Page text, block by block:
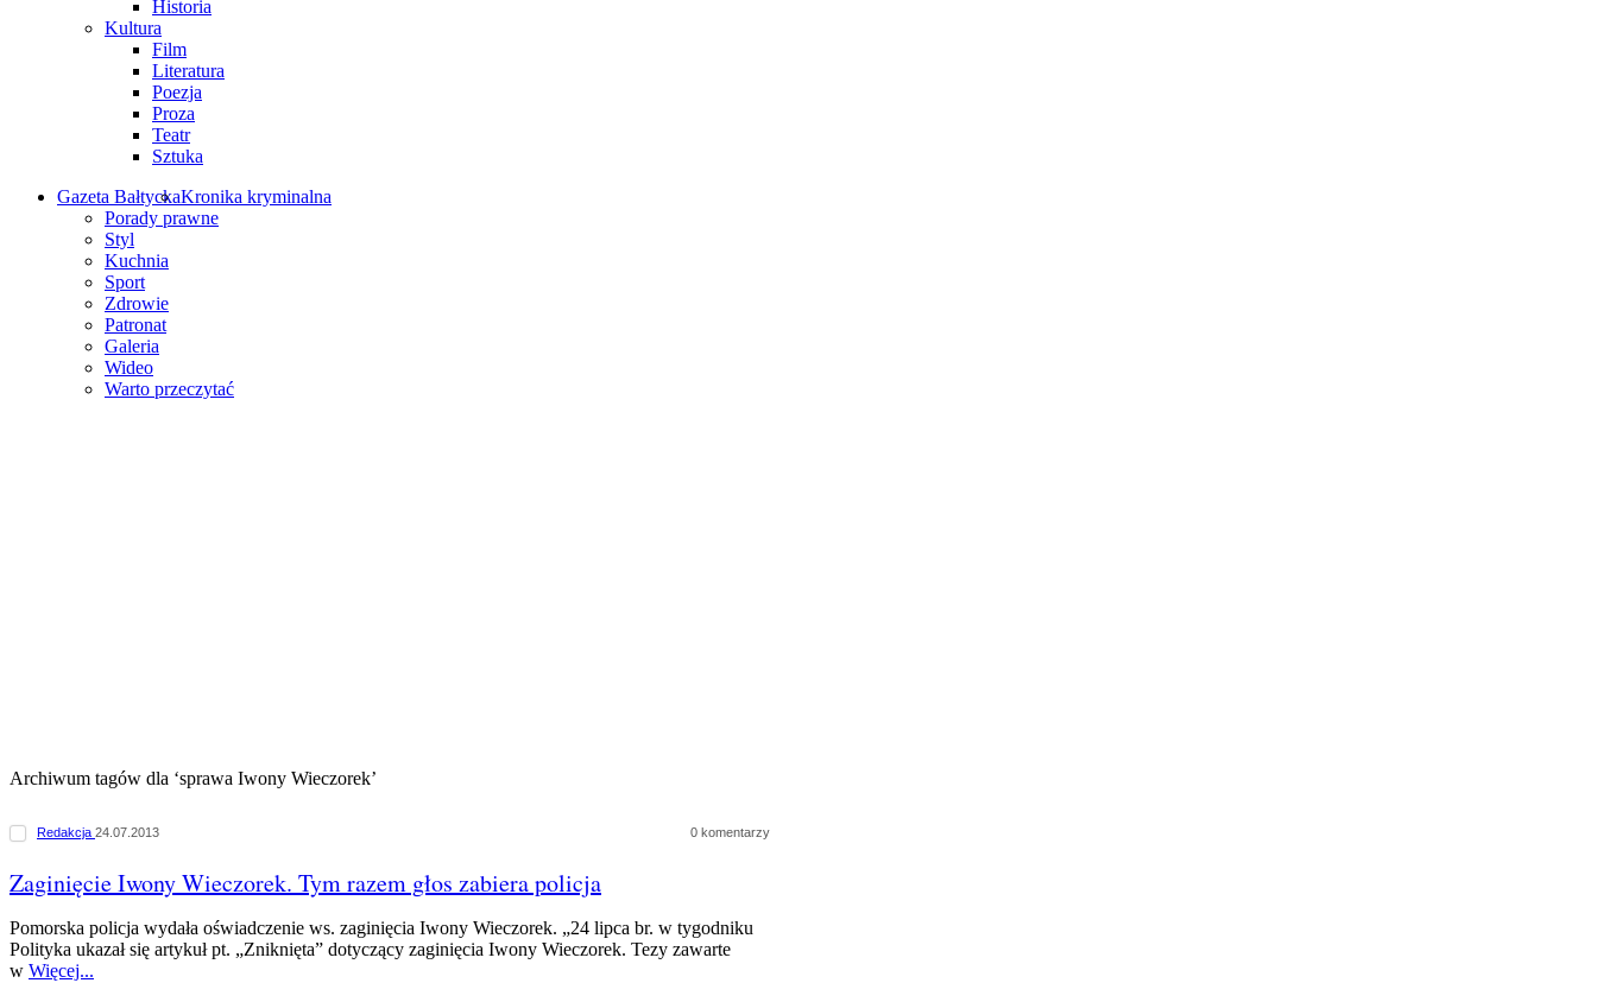
Historia
Kultura
Film
Literatura
Poezja
Proza
Teatr
Sztuka
Gazeta BałtyckaKronika kryminalna
Porady prawne
Styl
Kuchnia
Sport
Zdrowie
Patronat
Galeria
Wideo
Warto przeczytać
Archiwum tagów dla ‘sprawa Iwony Wieczorek’
Redakcja 24.07.2013 0 komentarzy
Zaginięcie Iwony Wieczorek. Tym razem głos zabiera policja
Pomorska policja wydała oświadczenie ws. zaginięcia Iwony Wieczorek. „24 lipca br. w tygodniku
Polityka ukazał się artykuł pt. „Zniknięta” dotyczący zaginięcia Iwony Wieczorek. Tezy zawarte
w Więcej...